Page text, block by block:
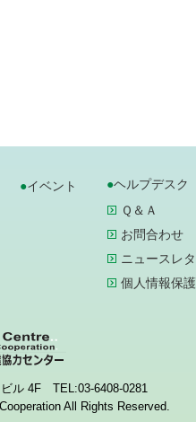
イベント
ヘルプデスク
Ｑ＆Ａ
お問合わせ
ニュースレ
個人情報保
ル 4F TEL:03-6408-0281
All Rights Reserved.